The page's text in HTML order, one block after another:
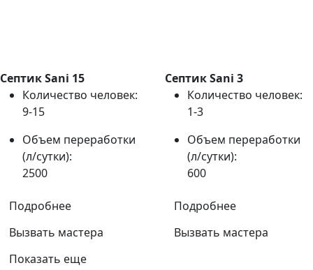
Септик Sani 15
Количество человек:
9-15
Объем переработки
(л/сутки):
2500
Подробнее
Вызвать мастера
Септик Sani 3
Количество человек:
1-3
Объем переработки
(л/сутки):
600
Подробнее
Вызвать мастера
Показать еще